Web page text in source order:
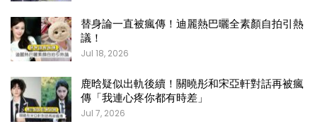
替身論一直被瘋傳！迪麗熱巴曬全素顏自拍引熱
議！
Jul 18, 2026
鹿晗疑似出軌後續！關曉彤和宋亞軒對話再被瘋
傳「我連心疼你都有時差」
Jul 7, 2026